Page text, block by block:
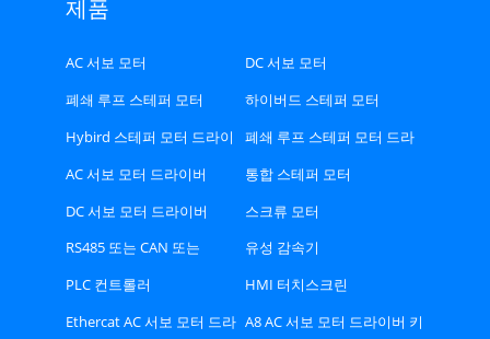
제품
AC 서보 모터
DC 서보 모터
폐쇄 루프 스테퍼 모터
하이버드 스테퍼 모터
Hybird 스테퍼 모터 드라이
버
폐쇄 루프 스테퍼 모터 드라
이버
AC 서보 모터 드라이버
통합 스테퍼 모터
DC 서보 모터 드라이버
스크류 모터
RS485 또는 CAN 또는
Ethercat 버스 유형 스테퍼
드라이버
유성 감속기
PLC 컨트롤러
HMI 터치스크린
Ethercat AC 서보 모터 드라 A8 AC 서보 모터 드라이버 키